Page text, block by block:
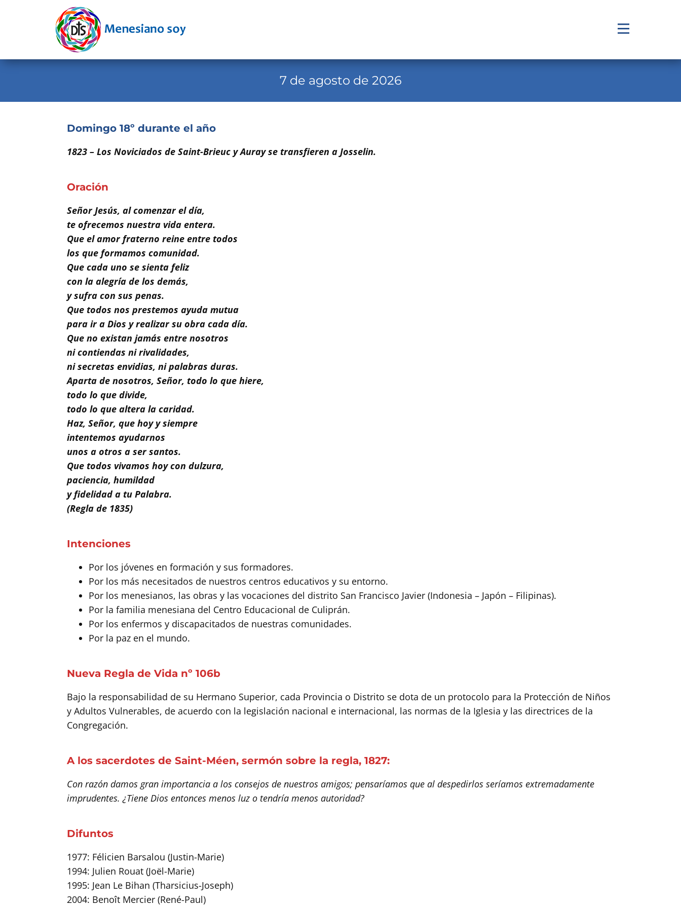
Calendario
Novena
Familia Menesiana
7 de agosto de 2026
Domingo 18º durante el año
1823 – Los Noviciados de Saint-Brieuc y Auray se transfieren a Josselin.
Oración
Señor Jesús, al comenzar el día,
te ofrecemos nuestra vida entera.
Que el amor fraterno reine entre todos
los que formamos comunidad.
Que cada uno se sienta feliz
con la alegría de los demás,
y sufra con sus penas.
Que todos nos prestemos ayuda mutua
para ir a Dios y realizar su obra cada día.
Que no existan jamás entre nosotros
ni contiendas ni rivalidades,
ni secretas envidias, ni palabras duras.
Aparta de nosotros, Señor, todo lo que hiere,
todo lo que divide,
todo lo que altera la caridad.
Haz, Señor, que hoy y siempre
intentemos ayudarnos
unos a otros a ser santos.
Que todos vivamos hoy con dulzura,
paciencia, humildad
y fidelidad a tu Palabra.
(Regla de 1835)
Intenciones
Por los jóvenes en formación y sus formadores.
Por los más necesitados de nuestros centros educativos y su entorno.
Por los menesianos, las obras y las vocaciones del distrito San Francisco Javier (Indonesia – Japón – Filipinas).
Por la familia menesiana del Centro Educacional de Culiprán.
Por los enfermos y discapacitados de nuestras comunidades.
Por la paz en el mundo.
Nueva Regla de Vida nº 106b
Bajo la responsabilidad de su Hermano Superior, cada Provincia o Distrito se dota de un protocolo para la Protección de Niños
y Adultos Vulnerables, de acuerdo con la legislación nacional e internacional, las normas de la Iglesia y las directrices de la
Congregación.
A los sacerdotes de Saint-Méen, sermón sobre la regla, 1827:
Con razón damos gran importancia a los consejos de nuestros amigos; pensaríamos que al despedirlos seríamos extremadamente
imprudentes. ¿Tiene Dios entonces menos luz o tendría menos autoridad?
Difuntos
1977: Félicien Barsalou (Justin-Marie)
1994: Julien Rouat (Joël-Marie)
1995: Jean Le Bihan (Tharsicius-Joseph)
2004: Benoît Mercier (René-Paul)